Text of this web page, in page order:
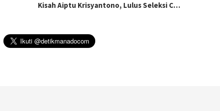
Kisah Aiptu Krisyantono, Lulus Seleksi C…